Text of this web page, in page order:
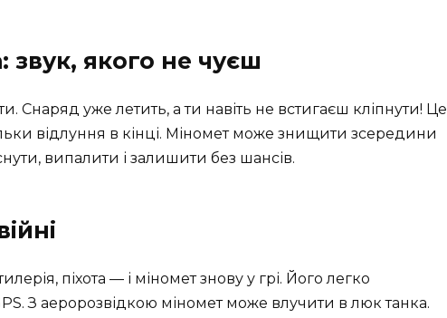
звук, якого не чуєш
Снаряд уже летить, а ти навіть не встигаєш кліпнути! Це
відлуння в кінці. Міномет може знищити зсередини
випалити і залишити без шансів.
піхота — і міномет знову у грі. Його легко
З аеророзвідкою міномет може влучити в люк танка.